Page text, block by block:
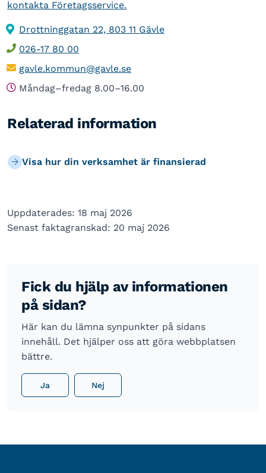
kontakta Företagsservice.
Drottninggatan 22, 803 11 Gävle
026-17 80 00
gavle.kommun@gavle.se
Måndag–fredag 8.00–16.00
Relaterad information
Visa hur din verksamhet är finansierad
Uppdaterades: 18 maj 2026
Senast faktagranskad: 20 maj 2026
Fick du hjälp av informationen
på sidan?
Här kan du lämna synpunkter på sidans
innehåll. Det hjälper oss att göra webbplatsen
bättre.
Ja Nej